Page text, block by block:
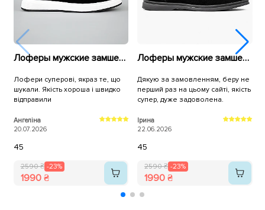
Лоферы мужские замшевые 594533 Черные
Лофери суперові, якраз те, що
шукали. Якість хороша і швидко
відправили
Ангеліна
20.07.2026
45
2590 ₴ -23%
1990 ₴
Лоферы мужские замшевые 595597 Черные
Дякую за замовленням, беру не
перший раз на цьому сайті, якість
супер, дуже задоволена.
Ірина
22.06.2026
45
2590 ₴ -23%
1990 ₴